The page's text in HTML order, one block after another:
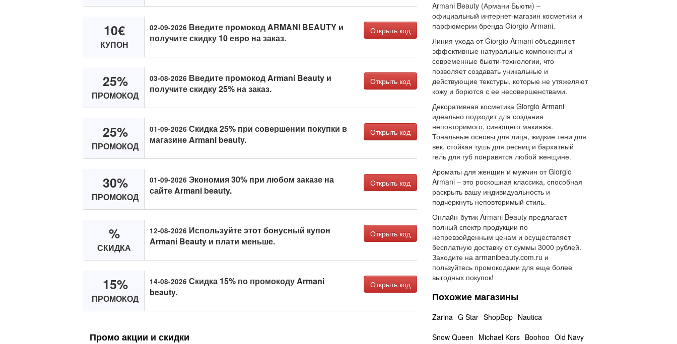
10€
КУПОН
02-09-2026 Введите промокод ARMANI BEAUTY и
получите скидку 10 евро на заказ.
Открыть код
25%
ПРОМОКОД
03-08-2026 Введите промокод Armani Beauty и
получите скидку 25% на заказ.
Открыть код
25%
ПРОМОКОД
01-09-2026 Скидка 25% при совершении покупки в
магазине Armani beauty.
Открыть код
30%
ПРОМОКОД
01-09-2026 Экономия 30% при любом заказе на
сайте Armani beauty.
Открыть код
%
СКИДКА
12-08-2026 Используйте этот бонусный купон
Armani Beauty и плати меньше.
Открыть код
15%
ПРОМОКОД
14-08-2026 Скидка 15% по промокоду Armani
beauty.
Открыть код
Промо акции и скидки
Armani Beauty (Армани Бьюти) –
официальный интернет-магазин косметики и
парфюмерии бренда Giorgio Armani.
Линия ухода от Giorgio Armani объединяет
эффективные натуральные компоненты и
современные бьюти-технологии, что
позволяет создавать уникальные и
действующие текстуры, которые не утяжеляют
кожу и борются с ее несовершенствами.
Декоративная косметика Giorgio Armani
идеально подходит для создания
неповторимого, сияющего макияжа.
Тональные основы для лица, жидкие тени для
век, стойкая тушь для ресниц и бархатный
гель для губ понравятся любой женщине.
Ароматы для женщин и мужчин от Giorgio
Armani – это роскошная классика, способная
раскрыть вашу индивидуальность и
подчеркнуть неповторимый стиль.
Онлайн-бутик Armani Beauty предлагает
полный спектр продукции по
непревзойденным ценам и осуществляет
бесплатную доставку от суммы 3000 рублей.
Заходите на armanibeauty.com.ru и
пользуйтесь промокодами для еще более
выгодных покупок!
Похожие магазины
Zarina G Star ShopBop Nautica
Snow Queen Michael Kors Boohoo Old Navy